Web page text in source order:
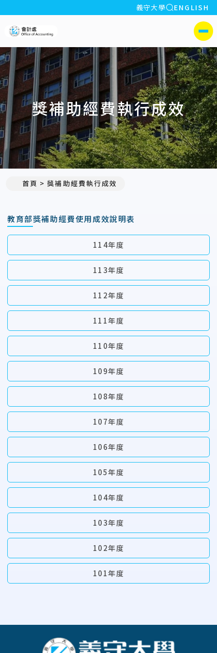
:::
義守大學 全站搜索
ENGLISH
側選單
獎補助經費執行成效
首頁 獎補助經費執行成效
教育部獎補助經費使用成效說明表
114年度
113年度
112年度
111年度
110年度
109年度
108年度
107年度
106年度
105年度
104年度
103年度
102年度
101年度